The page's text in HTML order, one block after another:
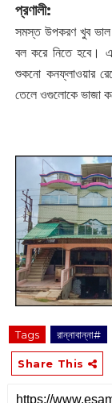
প্রণালী:
সমস্ত উপকরণ খুব ভাল
বল করে নিতে হবে।
শুকনো কনফ্লাওয়ার
তেলে ওগুলোকে ভাজা
Tags রান্নাবান্না#
Share This